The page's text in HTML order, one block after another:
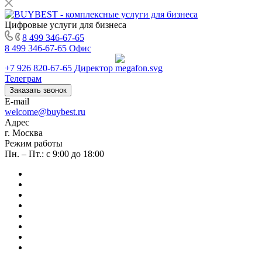
Цифровые услуги для бизнеса
8 499 346-67-65
8 499 346-67-65 Офис
+7 926 820-67-65 Директор
Телеграм
Заказать звонок
E-mail
welcome@buybest.ru
Адрес
г. Москва
Режим работы
Пн. – Пт.: с 9:00 до 18:00